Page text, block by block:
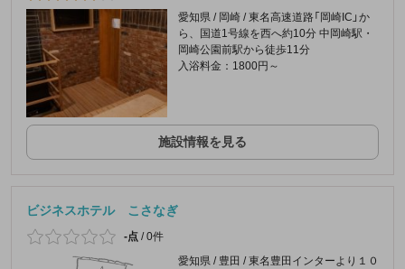
愛知県 / 岡崎 / 東名高速道路「岡崎IC」か
ら、国道1号線を西へ約10分 中岡崎駅・
岡崎公園前駅から徒歩11分
入浴料金：1800円～
施設情報を見る
ビジネスホテル こさなぎ
-点 /0件
愛知県 / 豊田 / 東名豊田インターより１０